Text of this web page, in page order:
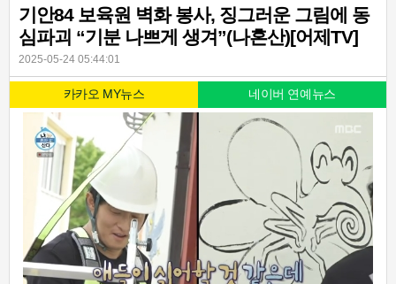
기안84 보육원 벽화 봉사, 징그러운 그림에 동
심파괴 “기분 나쁘게 생겨”(나혼산)[어제TV]
2025-05-24 05:44:01
카카오 MY뉴스 네이버 연예뉴스